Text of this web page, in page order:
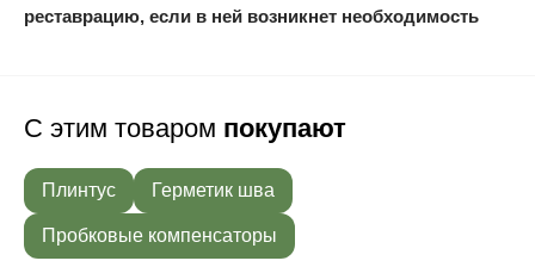
реставрацию, если в ней возникнет необходимость
С этим товаром покупают
Плинтус Герметик шва
Пробковые компенсаторы